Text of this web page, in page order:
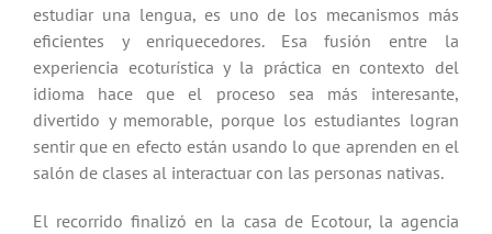
estudiar una lengua, es uno de los mecanismos más
eficientes y enriquecedores. Esa fusión entre la
experiencia ecoturística y la práctica en contexto del
idioma hace que el proceso sea más interesante,
divertido y memorable, porque los estudiantes logran
sentir que en efecto están usando lo que aprenden en el
salón de clases al interactuar con las personas nativas.
El recorrido finalizó en la casa de Ecotour, la agencia